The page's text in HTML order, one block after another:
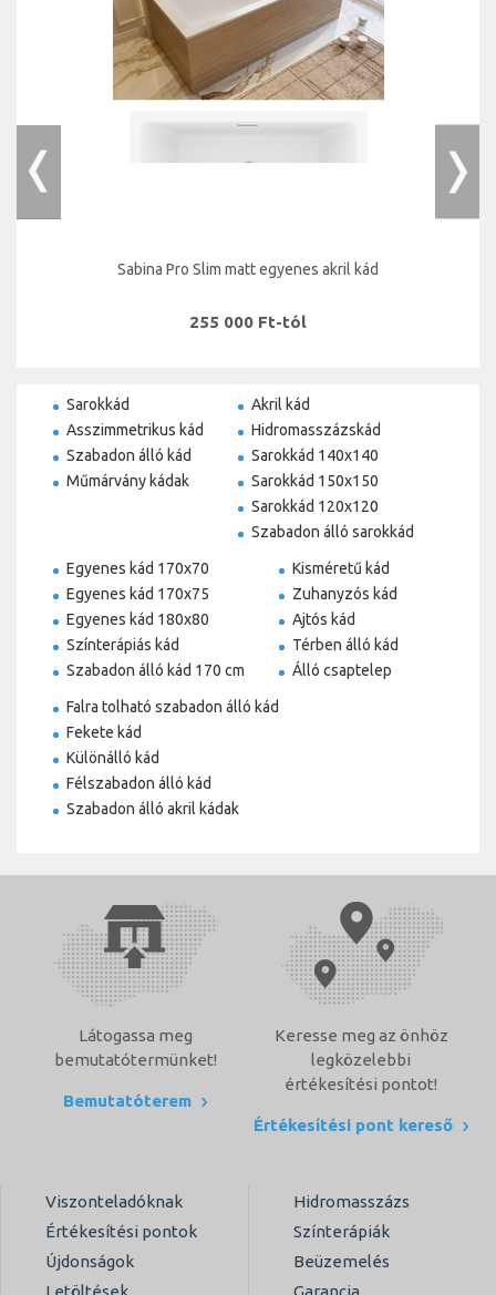
Sabina Pro Slim matt egyenes akril kád
255 000 Ft-tól
Sarokkád
Asszimmetrikus kád
Szabadon álló kád
Műmárvány kádak
Akril kád
Hidromasszázskád
Sarokkád 140x140
Sarokkád 150x150
Sarokkád 120x120
Szabadon álló sarokkád
Egyenes kád 170x70
Egyenes kád 170x75
Egyenes kád 180x80
Színterápiás kád
Szabadon álló kád 170 cm
Kisméretű kád
Zuhanyzós kád
Ajtós kád
Térben álló kád
Álló csaptelep
Falra tolható szabadon álló kád
Fekete kád
Különálló kád
Félszabadon álló kád
Szabadon álló akril kádak
Látogassa meg
bemutatótermünket!
Bemutatóterem
Keresse meg az önhöz
legközelebbi
értékesítési pontot!
Értékesítési pont kereső
Viszonteladóknak
Értékesítési pontok
Újdonságok
Hidromasszázs
Színterápiák
Beüzemelés